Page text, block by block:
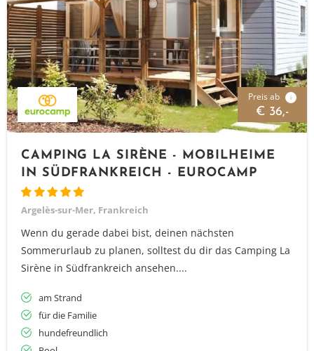
Preis ab i
€ 36,-
CAMPING LA SIRÈNE - MOBILHEIME
IN SÜDFRANKREICH - EUROCAMP
Argelès-sur-Mer, Frankreich
Wenn du gerade dabei bist, deinen nächsten
Sommerurlaub zu planen, solltest du dir das Camping La
Sirène in Südfrankreich ansehen....
am Strand
für die Familie
hundefreundlich